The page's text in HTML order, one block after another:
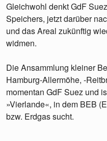
Gleichwohl denkt GdF
Speichers, jetzt darüber
und das Areal zukünftig
widmen.
Die Ansammlung kleiner
Hamburg-Allermöhe, -
momentan GdF Suez und
»Vierlande«, in dem BEB
bzw. Erdgas sucht.